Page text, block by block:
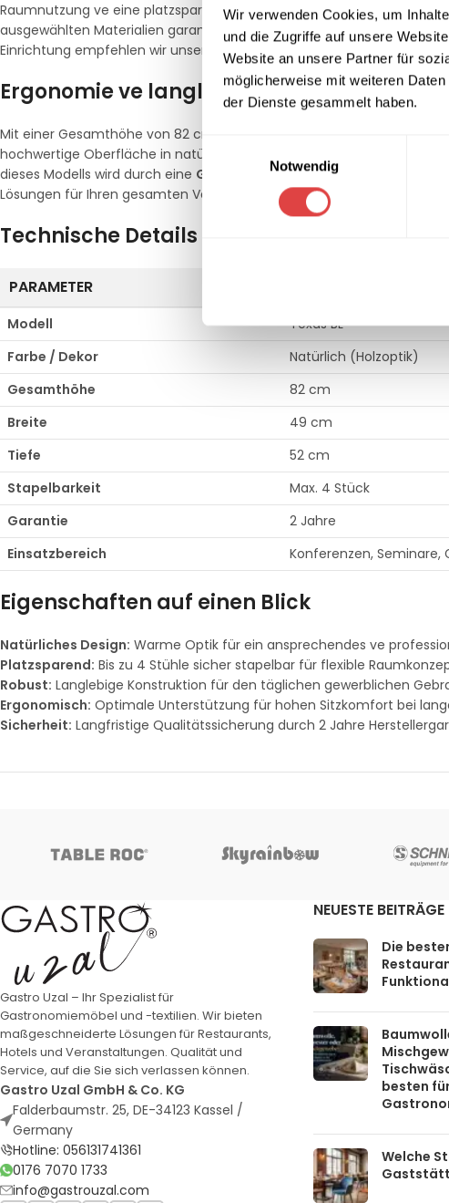
Wir verwenden Cookies, um
und die Zugriffe auf unsere
Website an unsere Partner für
möglicherweise mit weiteren
der Dienste gesammelt haben.
Notwendig
Raumnutzung ve eine platzsparende Lagerung, wenn die
ausgewählten Materialien garantieren eine hohe Standfestigkeit ve
Einrichtung empfehlen wir unsere Auswahl im Bereich
Ergonomie ve langlebige Materialqualität
Mit einer Gesamthöhe von 82 cm ve einer Breite von 49 cm bietet
hochwertige Oberfläche in natürlicher Optik ist besonders
dieses Modells wird durch eine Garantie von 2 Jahren
unterstrichen,
Lösungen für Ihren gesamten Veranstaltungsbereich finden Sie
Technische Details im Überblick
PARAMETER
Modell
Texas BL
Farbe / Dekor
Natürlich (Holzoptik)
Gesamthöhe
82 cm
Breite
49 cm
Tiefe
52 cm
Stapelbarkeit
Max. 4 Stück
Garantie
2 Jahre
Einsatzbereich
Konferenzen, Seminare,
Eigenschaften auf einen Blick
Natürliches Design: Warme Optik für ein ansprechendes ve
Platzsparend: Bis zu 4 Stühle sicher stapelbar für flexible
Robust: Langlebige Konstruktion für den täglichen gewerblichen
Ergonomisch: Optimale Unterstützung für hohen Sitzkomfort bei
Sicherheit: Langfristige Qualitätssicherung durch 2 Jahre
Gastro Uzal – Ihr Spezialist für
Gastronomiemöbel und -textilien. Wir bieten
maßgeschneiderte Lösungen für Restaurants,
Hotels und Veranstaltungen. Qualität und
Service, auf die Sie sich verlassen können.
Gastro Uzal GmbH & Co. KG
Falderbaumstr. 25, DE-34123 Kassel /
Germany
Hotline: 056131741361
0176 7070 1733
info@gastrouzal.com
NEUESTE BEITRÄGE
Die
besten
Welche